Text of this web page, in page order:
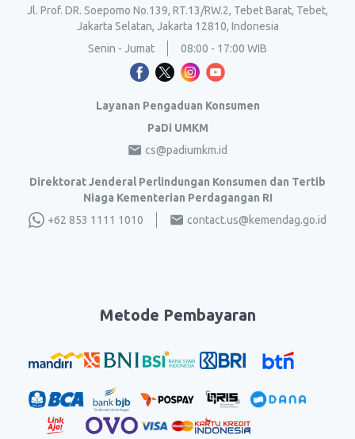
Jl. Prof. DR. Soepomo No.139, RT.13/RW.2, Tebet Barat, Tebet,
Jakarta Selatan, Jakarta 12810, Indonesia
Senin - Jumat
08:00 - 17:00 WIB
Layanan Pengaduan Konsumen
PaDi UMKM
cs@padiumkm.id
Direktorat Jenderal Perlindungan Konsumen dan Tertib
Niaga Kementerian Perdagangan RI
+62 853 1111 1010
contact.us@kemendag.go.id
Metode Pembayaran